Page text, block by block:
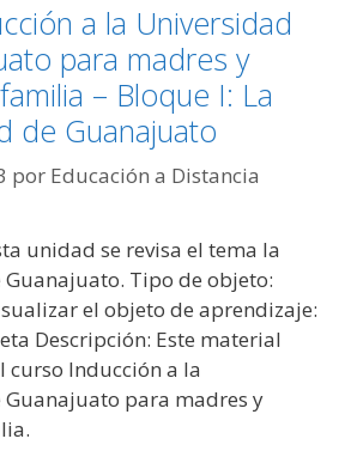
a la Universidad
para madres y
– Bloque I: La
de Guanajuato
por Educación a Distancia
unidad se revisa el tema la
Tipo de objeto:
el objeto de aprendizaje:
Descripción: Este material
Inducción a la
para madres y